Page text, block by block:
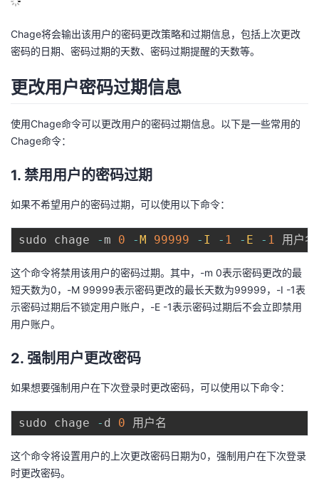
子
直
的
动
我
关
注
课
的
证
我
实的
藏
持
建
议
Chage将会输出该用户的密码更改策略和过期信息，包括上次更改
密码的日期、密码过期的天数、密码过期提醒的天数等。
更改用户密码过期信息
使用Chage命令可以更改用户的密码过期信息。以下是一些常用的
Chage命令：
1. 禁用用户的密码过期
如果不希望用户的密码过期，可以使用以下命令：
sudo chage - m 0 - M 99999 - I - 1 - E - 1
这个命令将禁用该用户的密码过期。其中，-m 0表示密码更改的最
短天数为0，-M 99999表示密码更改的最长天数为99999，-I -1表
示密码过期后不锁定用户账户，-E -1表示密码过期后不会立即禁用
用户账户。
2. 强制用户更改密码
如果想要强制用户在下次登录时更改密码，可以使用以下命令：
sudo chage - d 0
这个命令将设置用户的上次更改密码日期为0，强制用户在下次登录
时更改密码。